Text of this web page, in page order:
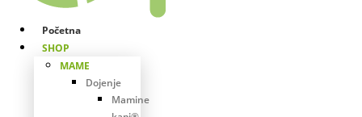
Početna
SHOP
MAME
Dojenje
Mamine